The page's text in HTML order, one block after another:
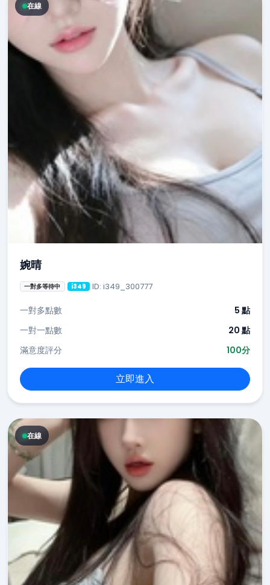
在線
婉晴
一對多等待中 i349 ID: i349_300777
一對多點數
5 點
一對一點數
20 點
滿意度評分
100分
立即進入
在線